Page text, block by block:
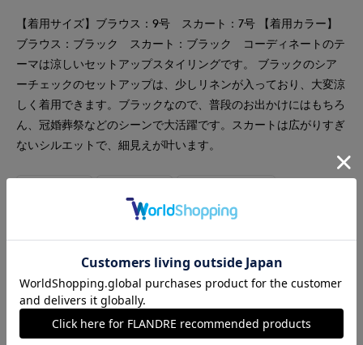
【着用サイズ】ブラウス：9号 スカート：7号 【着用カラー】
ブラウス：ブラック スカート：ブラック コーディネートのテ
ーマは涼しいセットアップスタイリングです。 ブラックのシア
ーチェックのセットアップは、少しリネンが入っており、大変涼
しく着用できます。ブラックなので、普段のお出かけにはもちろ
ん、冠婚葬祭などのシーンで大活躍です。スカートは広がりすぎ
ないシルエットで、細見えが叶います。
#オフィスカジュアル
#リラックス #休日 #デート #食事会
#ブライダル #ウォッシャブル #イージーケア
#大きいサイズ #リネン
#エレガンス #骨格ストレート #骨格ウェーブ